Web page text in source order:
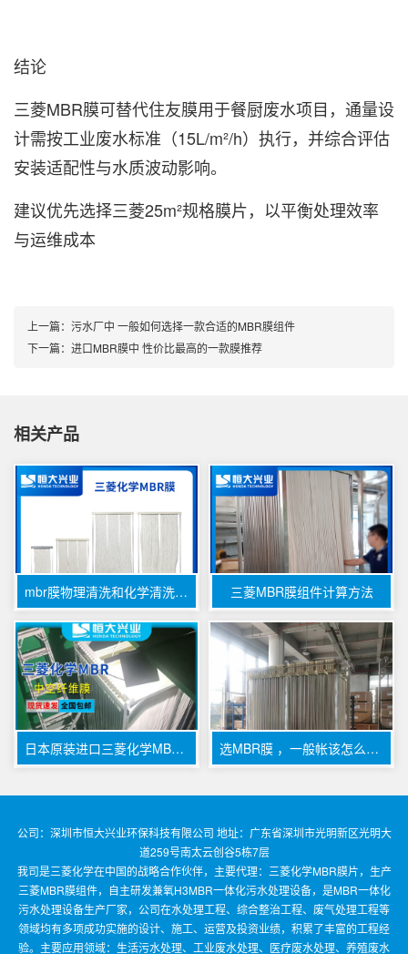
结论
三菱MBR膜可替代住友膜用于餐厨废水项目，通量设
计需按工业废水标准（15L/m²/h）执行，并综合评估
安装适配性与水质波动影响。
建议优先选择三菱25m²规格膜片，以平衡处理效率
与运维成本
上一篇： 污水厂中 一般如何选择一款合适的MBR膜组件
下一篇： 进口MBR膜中 性价比最高的一款膜推荐
相关产品
mbr膜物理清洗和化学清洗区别 三菱MBR膜组件计算方法
日本原装进口三菱化学MBR膜 —— 适用于工业污水的高效过滤解决方案 选MBR膜 ，一般帐该怎么算，选品牌该咋选，不同废水用什么工艺
公司：深圳市恒大兴业环保科技有限公司 地址：广东省深圳市光明新区光明大
道259号南太云创谷5栋7层
我司是三菱化学在中国的战略合作伙伴，主要代理：三菱化学MBR膜片，生产
三菱MBR膜组件，自主研发兼氧H3MBR一体化污水处理设备，是MBR一体化
污水处理设备生产厂家，公司在水处理工程、综合整治工程、废气处理工程等
领域均有多项成功实施的设计、施工、运营及投资业绩，积累了丰富的工程经
验。主要应用领域：生活污水处理、工业废水处理、医疗废水处理、养殖废水